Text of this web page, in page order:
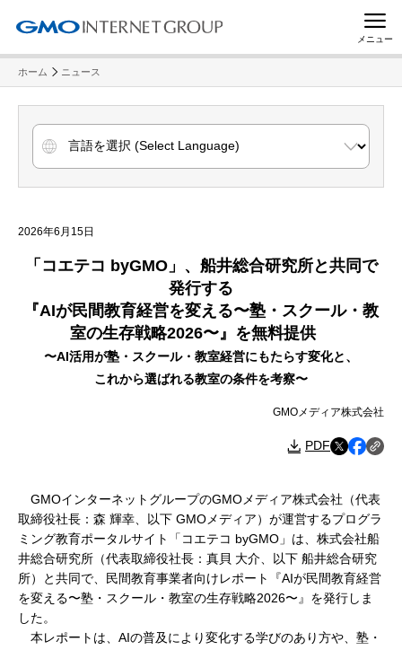
メニュー
ホーム ニュース
2026年6月15日
「コエテコ byGMO」、船井総合研究所と共同で
発行する
『AIが民間教育経営を変える〜塾・スクール・教
室の生存戦略2026〜』を無料提供
〜AI活用が塾・スクール・教室経営にもたらす変化と、
これから選ばれる教室の条件を考察〜
GMOメディア株式会社
PDF
GMOインターネットグループのGMOメディア株式会社（代表
取締役社長：森 輝幸、以下 GMOメディア）が運営するプログラ
ミング教育ポータルサイト「コエテコ byGMO」は、株式会社船
井総合研究所（代表取締役社長：真貝 大介、以下 船井総合研究
所）と共同で、民間教育事業者向けレポート『AIが民間教育経営
を変える〜塾・スクール・教室の生存戦略2026〜』を発行しま
した。
本レポートは、AIの普及により変化する学びのあり方や、塾・